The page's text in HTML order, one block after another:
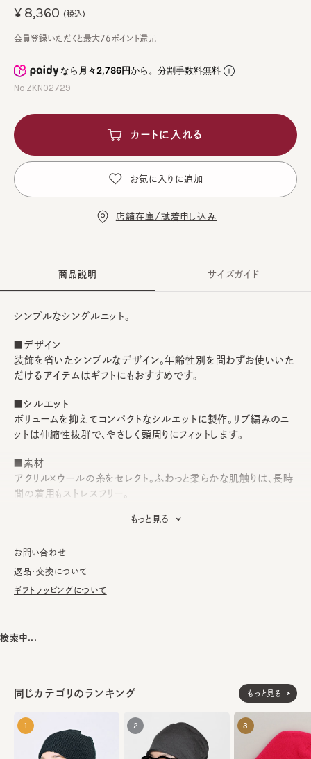
なら月々2,786円から。分割手数料無料
No.ZKN02729
¥8,360 (税込)
会員登録いただくと最大76ポイント還元
カートに入れる
お気に入りに追加
店舗在庫/試着申し込み
商品説明
シンプルなシングルニット。
■デザイン
装飾を省いたシンプルなデザイン。年齢性別を問わずお使いいた
だけるアイテムはギフトにもおすすめです。
■シルエット
ボリュームを抑えてコンパクトなシルエットに製作。リブ編みのニ
ットは伸縮性抜群で、やさしく頭周りにフィットします。
■素材
アクリル×ウールの糸をセレクト。ふわっと柔らかな肌触りは、長時
間の着用もストレスフリー。
して、消臭・抗菌用のスプレーをお勧めしております。
もっと見る
サイズガイド
お問い合わせ
返品・交換について
ギフトラッピングについて
同じカテゴリのランキング もっと見る
1 2 3
検索中...